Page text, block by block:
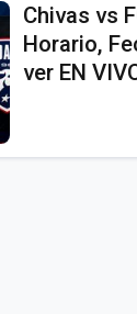
Chivas vs
Horario,
ver EN